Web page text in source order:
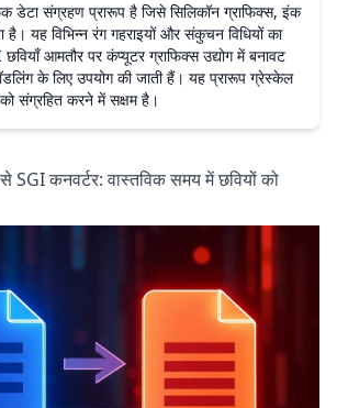
डेटा संग्रहण प्रारूप है जिसे सिलिकॉन ग्राफिक्स, इंक
है। यह विभिन्न रंग गहराइयों और संकुचन विधियों का
आमतौर पर कंप्यूटर ग्राफिक्स उद्योग में बनावट
के लिए उपयोग की जाती हैं। यह प्रारूप ग्रेस्केल
संग्रहित करने में सक्षम है।
कनवर्टर: वास्तविक समय में छवियों को